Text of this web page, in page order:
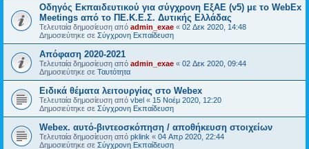
Oδηγός Eκπαιδευτικού για σύγχρονη ΕξΑΕ (v5) με το WebEx
Meetings από το ΠΕ.Κ.Ε.Σ. Δυτικής Ελλάδας
Τελευταία δημοσίευση από admin_exae « 02 Δεκ 2020, 14:48
Δημοσιεύτηκε σε Σύγχρονη Εκπαίδευση
Απόφαση 2020-2021
Τελευταία δημοσίευση από admin_exae « 02 Δεκ 2020, 09:44
Δημοσιεύτηκε σε Ταυτότητα
Ειδικά θέματα λειτουργίας στο Webex
Τελευταία δημοσίευση από vbel « 15 Νοέμ 2020, 12:20
Δημοσιεύτηκε σε Σύγχρονη Εκπαίδευση
Webex. αυτό-βιντεοσκόπηση / αποθήκευση στοιχείων
Τελευταία δημοσίευση από pklink « 04 Απρ 2020, 22:44
Δημοσιεύτηκε σε Σύγχρονη Εκπαίδευση